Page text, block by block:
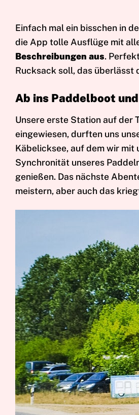
Einfach mal ein bisschen in
die App tolle Ausflüge mit
Beschreibungen aus.
Rucksack soll, das überlässt
Ab ins Paddelboot
Unsere erste Station auf der
eingewiesen, durften uns
Käbelicksee, auf dem wir mit
Synchronität unseres
genießen. Das nächste
meistern, aber auch das